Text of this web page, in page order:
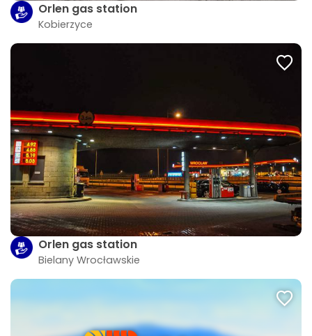
Orlen gas station
Kobierzyce
Orlen gas station
Bielany Wrocławskie